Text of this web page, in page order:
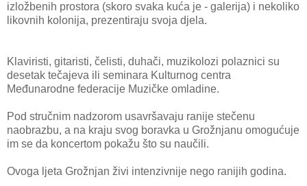
izložbenih prostora (skoro svaka kuća je - galerija) i nekoliko
likovnih kolonija, prezentiraju svoja djela.
Klaviristi, gitaristi, čelisti, duhači, muzikolozi polaznici su
desetak tečajeva ili seminara Kulturnog centra
Međunarodne federacije Muzičke omladine.
Pod stručnim nadzorom usavršavaju ranije stečenu
naobrazbu, a na kraju svog boravka u Grožnjanu omogućuje
im se da koncertom pokažu što su naučili.
Ovoga ljeta Grožnjan živi intenzivnije nego ranijih godina.